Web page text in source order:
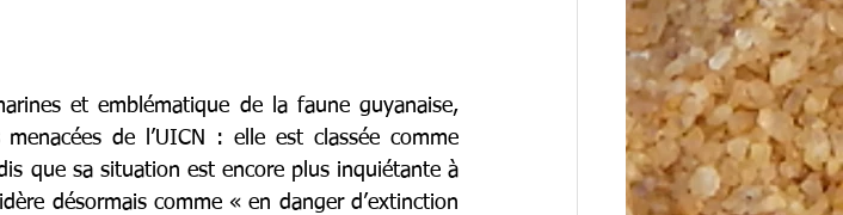
et emblématique de la faune guyanaise,
de l’UICN : elle est classée comme
que sa situation est encore plus inquiétante à
désormais comme « en danger d’extinction